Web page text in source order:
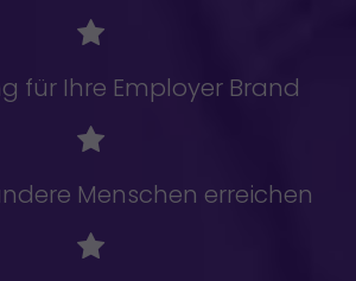
für Ihre Employer Brand
Menschen erreichen